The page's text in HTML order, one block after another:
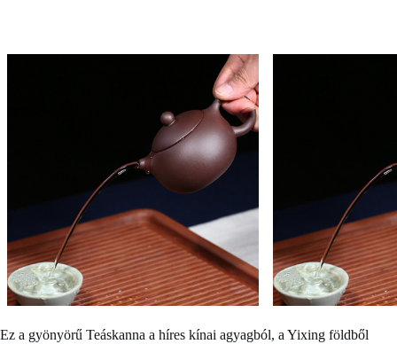
Ez a gyönyörű Teáskanna a híres kínai agyagból, a Yixing földből